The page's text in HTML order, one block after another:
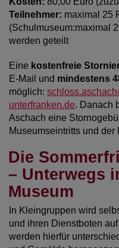
Diese Website nutzt Matomo
Seitenaufrufe als Statistik. Die
ausschließlich auf unseren
Übertragung an Dritte erfolgt
AnonymizeIP zur
werden kann.
YouTube / Vimeo
Videos werden über die
Wir nutzen YouTube im
bewirkt laut YouTube, dass
ansehen.
Eingebundene Inhalte
Optional sind externe Inhalte
oder auch Anwendungen einer
Teilnehmer: maximal 25
(Schulmuseum:maximal
werden geteilt
Eine kostenfreie
E-Mail und mindestens
möglich:
unterfranken.de. Danach
Aschach eine
Museumseintritts und der
Die
– Unterwegs
Museum
In Kleingruppen wird
und ihren Dienstboten
werden hierfür